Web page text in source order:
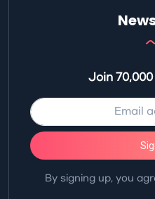
Join
By signing up, you